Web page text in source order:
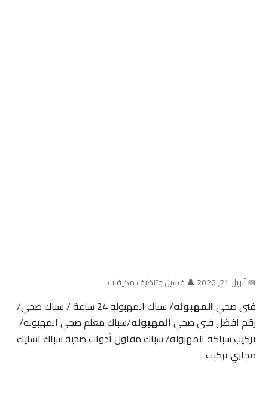
📅 أبريل 21, 2026 |👤 غسيل وتنظيف مكيفات
فنى صحيالمهبوله
/ سباك المهبوله 24 ساعة / سباك صحي/
رقم افضل فنى صحيالمهبوله/سباك معلم صحي المهبوله/
تركيب سباكه المهبوله/ سباك مقاول أدوات صحية سباك تسليك
مجاري تركيب